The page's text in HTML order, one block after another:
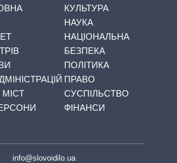
КУЛЬТУРА
НАУКА
НАЦІОНАЛЬНА
БЕЗПЕКА
ПОЛІТИКА
ПРАВО
СУСПІЛЬСТВО
ФІНАНСИ
info@slovoidilo.ua